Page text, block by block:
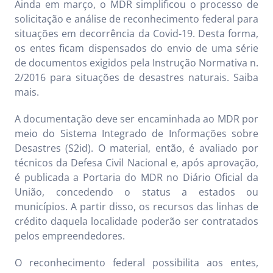
Ainda em março, o MDR simplificou o processo de
solicitação e análise de reconhecimento federal para
situações em decorrência da Covid-19. Desta forma,
os entes ficam dispensados do envio de uma série
de documentos exigidos pela Instrução Normativa n.
2/2016 para situações de desastres naturais. Saiba
mais.
A documentação deve ser encaminhada ao MDR por
meio do Sistema Integrado de Informações sobre
Desastres (S2id). O material, então, é avaliado por
técnicos da Defesa Civil Nacional e, após aprovação,
é publicada a Portaria do MDR no Diário Oficial da
União, concedendo o status a estados ou
municípios. A partir disso, os recursos das linhas de
crédito daquela localidade poderão ser contratados
pelos empreendedores.
O reconhecimento federal possibilita aos entes,